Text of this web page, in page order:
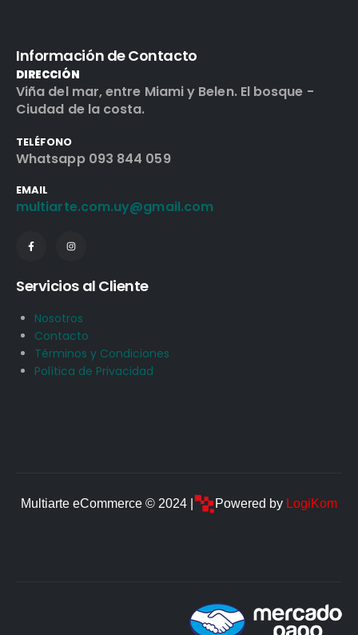
Información de Contacto
DIRECCIÓN
Viña del mar, entre Miami y Belen. El bosque -
Ciudad de la costa.
TELÉFONO
Whatsapp 093 844 059
EMAIL
multiarte.com.uy@gmail.com
Servicios al Cliente
Nosotros
Contacto
Términos y Condiciones
Política de Privacidad
Multiarte eCommerce © 2024 | Powered by LogiKom